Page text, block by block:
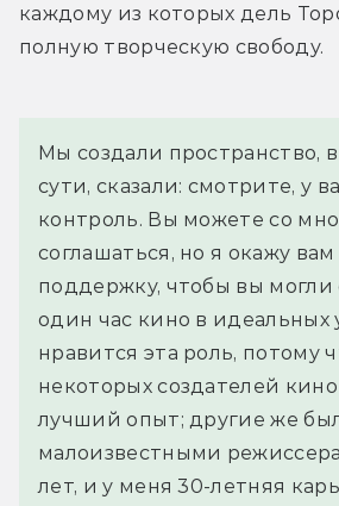
каждому из которых дель
полную творческую свободу.
Мы создали пространство,
сути, сказали: смотрите, у
контроль. Вы можете со
соглашаться, но я окажу
поддержку, чтобы вы могли
один час кино в идеальных
нравится эта роль, потому
некоторых создателей
лучший опыт; другие же
малоизвестными
лет, и у меня 30-летняя